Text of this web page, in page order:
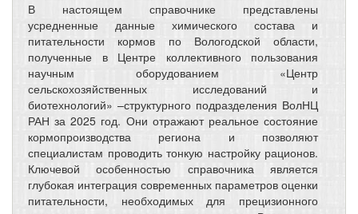
В настоящем справочнике представлены
усредненные данные химического состава и
питательности кормов по Вологодской области,
полученные в Центре коллективного пользования
научным оборудованием «Центр
сельскохозяйственных исследований и
биотехнологий» –структурного подразделения ВолНЦ
РАН за 2025 год. Они отражают реальное состояние
кормопроизводства региона и позволяют
специалистам проводить тонкую настройку рационов.
Ключевой особенностью справочника является
глубокая интеграция современных параметров оценки
питательности, необходимых для прецизионного